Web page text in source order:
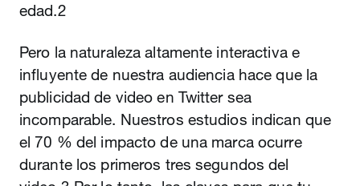
edad.2
Pero la naturaleza altamente interactiva e
influyente de nuestra audiencia hace que la
publicidad de video en Twitter sea
incomparable. Nuestros estudios indican que
el 70 % del impacto de una marca ocurre
durante los primeros tres segundos del